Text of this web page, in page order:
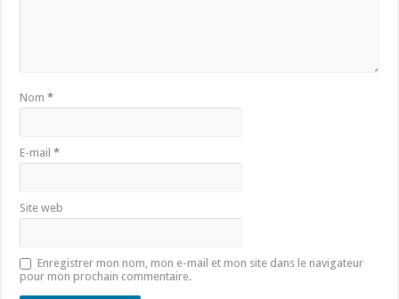
Nom*
E-mail*
Site web
Enregistrer mon nom, mon e-mail et mon site dans le navigateur
pour mon prochain commentaire.